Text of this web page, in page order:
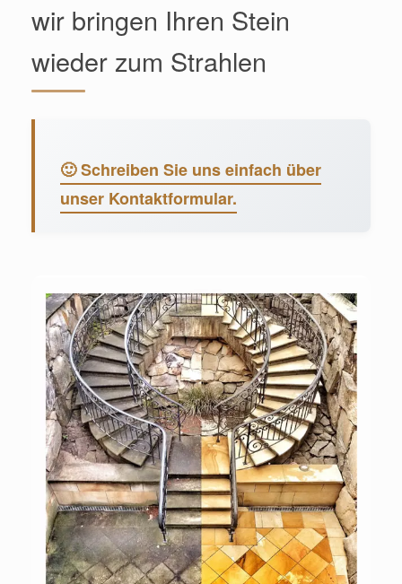
wir bringen Ihren Stein
wieder zum Strahlen
🙂 Schreiben Sie uns einfach über
unser Kontaktformular.